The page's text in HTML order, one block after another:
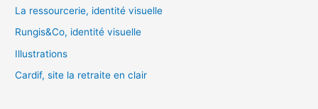
h
e
r
La ressourcerie, identité visuelle
Rungis&Co, identité visuelle
Illustrations
Cardif, site la retraite en clair